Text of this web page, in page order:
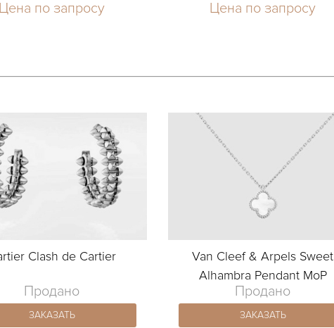
по запросу Цена по запросу
Clash de Cartier
Продано
ЗАКАЗАТЬ
Van Cleef & Arpels Sweet
Alhambra Pendant MoP
Продано
ЗАКАЗАТЬ